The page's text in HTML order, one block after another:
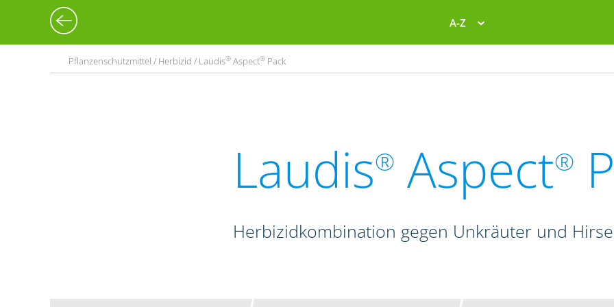
A-Z
Pflanzenschutzmittel / Herbizid / Laudis® Aspect® Pack
Laudis® Aspect®
Herbizidkombination gegen Unkräuter und